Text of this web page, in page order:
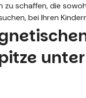
schaffen, die
bei Ihren